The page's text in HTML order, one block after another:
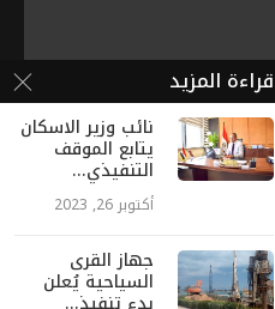
قراءة المزيد
نائب وزير الاسكان
يتابع الموقف
التنفيذي...
أكتوبر 26, 2023
جهاز القرى
السياحية يُعلن